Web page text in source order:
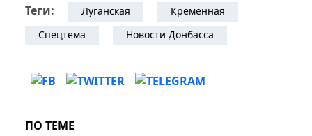
Теги: Луганская
Кременная
Спецтема
Новости Донбасса
ПО ТЕМЕ